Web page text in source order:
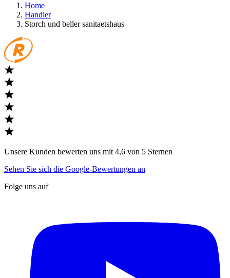
Home
Handler
Storch und beller sanitaetshaus
Unsere Kunden bewerten uns mit 4,6 von 5 Sternen
Sehen Sie sich die Google-Bewertungen an
Folge uns auf